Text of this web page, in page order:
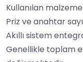
Kullanılan
Priz ve anahtar
Akıllı sistem
Genellikle toplam